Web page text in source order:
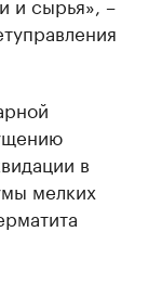
в
мелких